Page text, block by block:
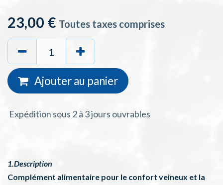
23,00 € Toutes taxes comprises
Ajouter au panier
Expédition sous 2 à 3 jours ouvrables
1.Description
Complément alimentaire pour le confort veineux et la